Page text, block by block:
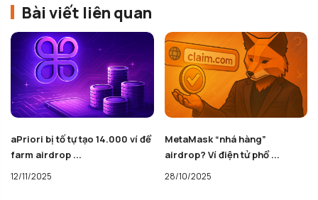
Bài viết liên quan
aPriori bị tố tự tạo 14.000 ví để
farm airdrop ...
12/11/2025
MetaMask “nhá hàng”
airdrop? Ví điện tử phổ ...
28/10/2025